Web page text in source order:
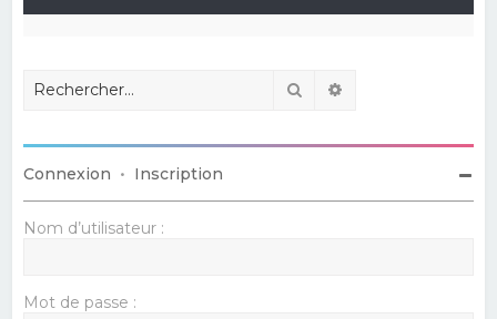
Rechercher
Connexion • Inscription
Nom d’utilisateur :
Mot de passe :